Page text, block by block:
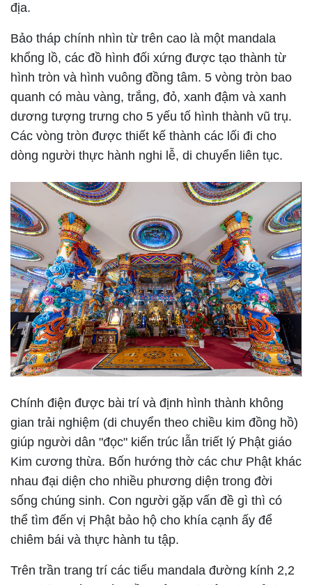
địa.
Bảo tháp chính nhìn từ trên cao là một mandala
khổng lồ, các đồ hình đối xứng được tạo thành từ
hình tròn và hình vuông đồng tâm. 5 vòng tròn bao
quanh có màu vàng, trắng, đỏ, xanh đậm và xanh
dương tượng trưng cho 5 yếu tố hình thành vũ trụ.
Các vòng tròn được thiết kế thành các lối đi cho
dòng người thực hành nghi lễ, di chuyển liên tục.
Chính điện được bài trí và định hình thành không
gian trải nghiệm (di chuyển theo chiều kim đồng hồ)
giúp người dân "đọc" kiến trúc lẫn triết lý Phật giáo
Kim cương thừa. Bốn hướng thờ các chư Phật khác
nhau đại diện cho nhiều phương diện trong đời
sống chúng sinh. Con người gặp vấn đề gì thì có
thể tìm đến vị Phật bảo hộ cho khía cạnh ấy để
chiêm bái và thực hành tu tập.
Trên trần trang trí các tiểu mandala đường kính 2,2